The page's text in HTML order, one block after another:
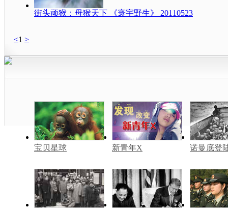
街头顽猴：母猴天下 《寰宇野生》 20110523
<1 >
宝贝星球 新青年X 诺曼底登